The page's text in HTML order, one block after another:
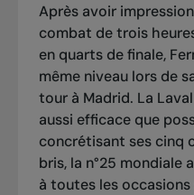
Après avoir
combat de trois
en quarts de finale,
même niveau lors de
tour à Madrid. La
aussi efficace que
concrétisant ses cinq
bris, la n°25 mondiale
à toutes les